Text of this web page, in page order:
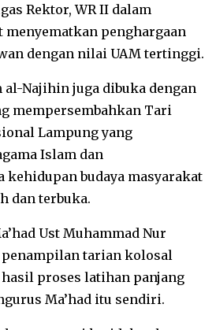
Rektor, WR II dalam
menyematkan penghargaan
dengan nilai UAM tertinggi.
Najihin juga dibuka dengan
mempersembahkan Tari
Lampung yang
Islam dan
kehidupan budaya masyarakat
dan terbuka.
Ust Muhammad Nur
tarian kolosal
proses latihan panjang
Ma’had itu sendiri.